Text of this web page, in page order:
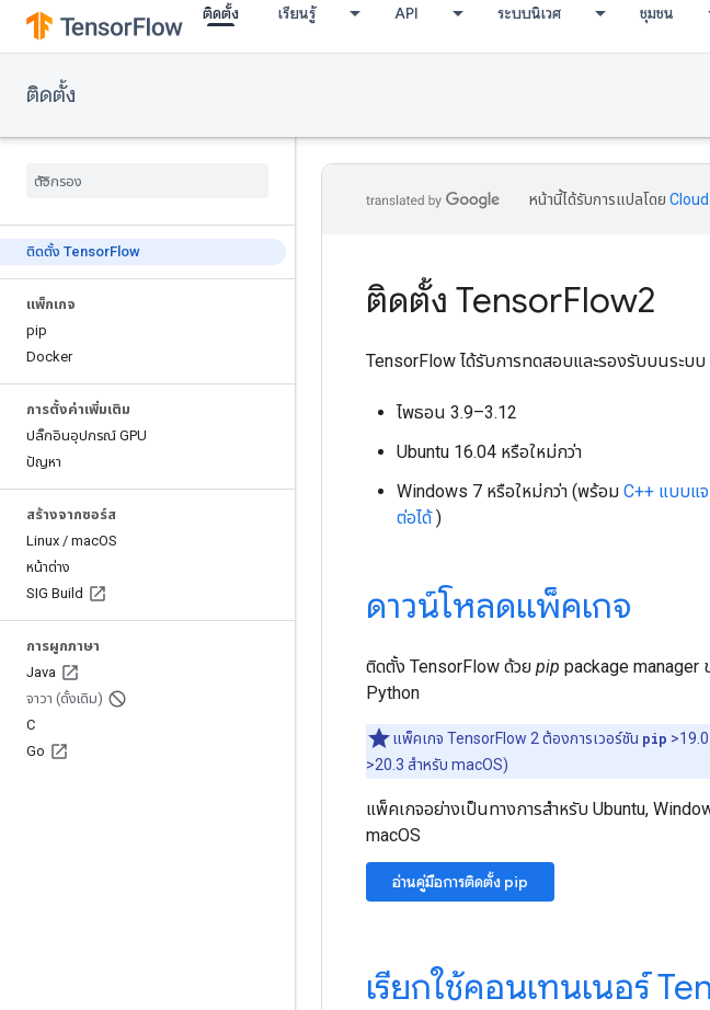
ติดตั้ง เรียนรู้ API ระบบนิเวศ ชุมชน
ติดตั้ง
ติดตั้ง TensorFlow
แพ็กเกจ
pip
Docker
การตั้งค่าเพิ่มเติม
ปลั๊กอินอุปกรณ์ GPU
ปัญหา
สร้างจากซอร์ส
Linux / macOS
หน้าต่าง
SIG Build
การผูกภาษา
Java
จาวา (ดั้งเดิม)
C
Go
หน้านี้ได้รับการแปลโดย
ติดตั้ง TensorFlow2
TensorFlow ได้รับการทดสอบและรองรับบนระบ
ไพธอน 3.9–3.12
Ubuntu 16.04 หรือใหม่กว่า
Windows 7 หรือใหม่กว่า (พร้อม C++ แบบแ
ต่อได้)
ดาวน์โหลดแพ็คเกจ
ติดตั้ง TensorFlow ด้วย pip package manager
Python
แพ็คเกจ TensorFlow 2 ต้องการเวอร์ชัน pip
>20.3 สำหรับ macOS)
แพ็คเกจอย่างเป็นทางการสำหรับ Ubuntu,
macOS
อ่านคู่มือการติดตั้ง pip
เรียกใช้คอนเทนเนอร์